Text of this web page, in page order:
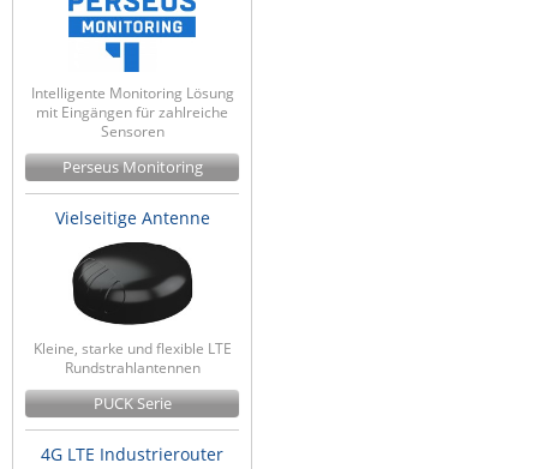
Intelligente Monitoring Lösung
mit Eingängen für zahlreiche
Sensoren
Perseus Monitoring
Vielseitige Antenne
Kleine, starke und flexible LTE
Rundstrahlantennen
PUCK Serie
4G LTE Industrierouter